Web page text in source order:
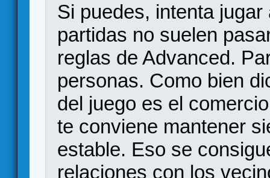
Si puedes, intenta
partidas no suelen
reglas de Advanced.
personas. Como bien
del juego es el
te conviene mantener
estable. Eso se
relaciones con los